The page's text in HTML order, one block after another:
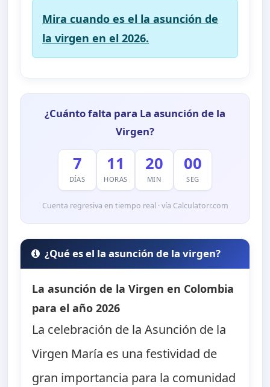
Mira cuando es el la asunción de
la virgen en el 2026.
¿Cuánto falta para La asunción de la
Virgen?
7
DÍAS
11
HORAS
19
MIN
59
SEG
Cuenta regresiva en tiempo real · vía Calculatorr.com
¿Qué es el la asunción de la virgen?
La asunción de la Virgen en Colombia
para el año 2026
La celebración de la Asunción de la
Virgen María es una festividad de
gran importancia para la comunidad